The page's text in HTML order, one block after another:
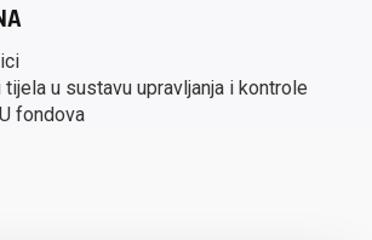
u sustavu upravljanja i kontrole
fondova